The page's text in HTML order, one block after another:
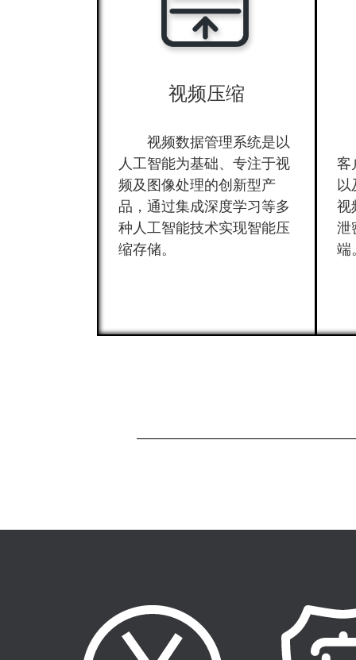
视频压缩
视频数据管理系统是以
人工智能为基础、专注于视
频及图像处理的创新型产
品，通过集成深度学习等多
种人工智能技术实现智能压
缩存储。
客
视
泄
端